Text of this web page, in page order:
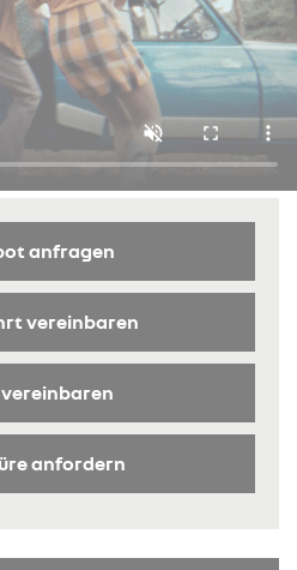
anfragen
vereinbaren
anfordern